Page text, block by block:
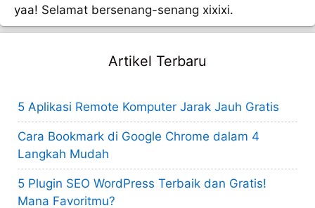
yaa! Selamat bersenang-senang xixixi.
Artikel Terbaru
5 Aplikasi Remote Komputer Jarak Jauh Gratis
Cara Bookmark di Google Chrome dalam 4
Langkah Mudah
5 Plugin SEO WordPress Terbaik dan Gratis!
Mana Favoritmu?